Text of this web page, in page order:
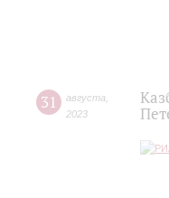
31 августа
2023